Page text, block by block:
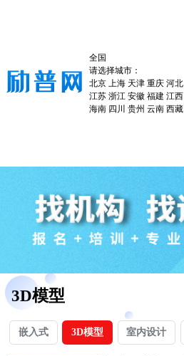
全国
请选择城市：
北京 上海 天津 重庆 河北
江苏 浙江 安徽 福建 江西
海南 四川 贵州 云南 西藏
3D模型
嵌入式 3D模型 室内设计